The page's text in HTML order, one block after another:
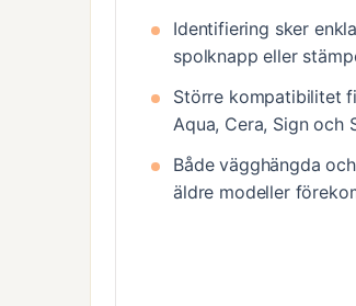
Identifiering sker
spolknapp eller
Större kompatibilitet
Aqua, Cera, Sign och
Både vägghängda
äldre modeller